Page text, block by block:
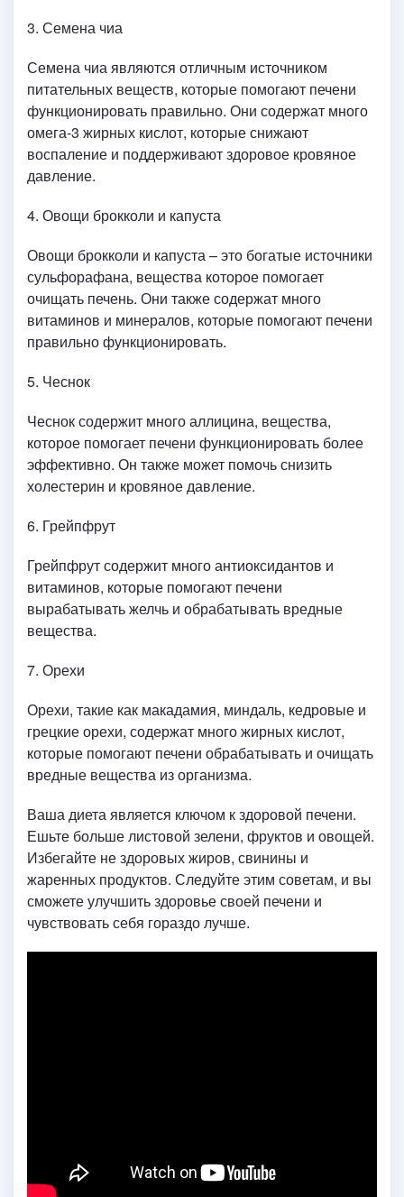
3. Семена чиа
Семена чиа являются отличным источником
питательных веществ, которые помогают печени
функционировать правильно. Они содержат много
омега-3 жирных кислот, которые снижают
воспаление и поддерживают здоровое кровяное
давление.
4. Овощи брокколи и капуста
Овощи брокколи и капуста – это богатые источники
сульфорафана, вещества которое помогает
очищать печень. Они также содержат много
витаминов и минералов, которые помогают печени
правильно функционировать.
5. Чеснок
Чеснок содержит много аллицина, вещества,
которое помогает печени функционировать более
эффективно. Он также может помочь снизить
холестерин и кровяное давление.
6. Грейпфрут
Грейпфрут содержит много антиоксидантов и
витаминов, которые помогают печени
вырабатывать желчь и обрабатывать вредные
вещества.
7. Орехи
Орехи, такие как макадамия, миндаль, кедровые и
грецкие орехи, содержат много жирных кислот,
которые помогают печени обрабатывать и очищать
вредные вещества из организма.
Ваша диета является ключом к здоровой печени.
Ешьте больше листовой зелени, фруктов и овощей.
Избегайте не здоровых жиров, свинины и
жаренных продуктов. Следуйте этим советам, и вы
сможете улучшить здоровье своей печени и
чувствовать себя гораздо лучше.